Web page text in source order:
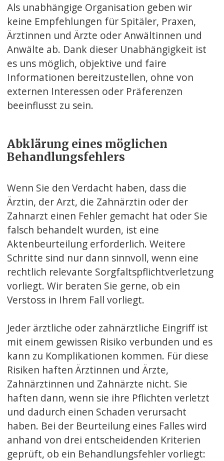
Als unabhängige Organisation geben wir
keine Empfehlungen für Spitäler, Praxen,
Ärztinnen und Ärzte oder Anwältinnen und
Anwälte ab. Dank dieser Unabhängigkeit ist
es uns möglich, objektive und faire
Informationen bereitzustellen, ohne von
externen Interessen oder Präferenzen
beeinflusst zu sein.
Abklärung eines möglichen
Behandlungsfehlers
Wenn Sie den Verdacht haben, dass die
Ärztin, der Arzt, die Zahnärztin oder der
Zahnarzt einen Fehler gemacht hat oder Sie
falsch behandelt wurden, ist eine
Aktenbeurteilung erforderlich. Weitere
Schritte sind nur dann sinnvoll, wenn eine
rechtlich relevante Sorgfaltspflichtverletzung
vorliegt. Wir beraten Sie gerne, ob ein
Verstoss in Ihrem Fall vorliegt.
Jeder ärztliche oder zahnärztliche Eingriff ist
mit einem gewissen Risiko verbunden und es
kann zu Komplikationen kommen. Für diese
Risiken haften Ärztinnen und Ärzte,
Zahnärztinnen und Zahnärzte nicht. Sie
haften dann, wenn sie ihre Pflichten verletzt
und dadurch einen Schaden verursacht
haben. Bei der Beurteilung eines Falles wird
anhand von drei entscheidenden Kriterien
geprüft, ob ein Behandlungsfehler vorliegt: